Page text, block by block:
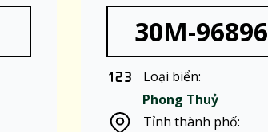
30M-96896
Loại biển:
Phong Thuỷ
Tỉnh thành phố: